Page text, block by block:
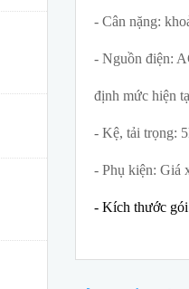
- Cân nặng:
- Nguồn điện:
định mức hiện
- Kệ, tải trọng:
- Phụ kiện: Giá
- Kích thước